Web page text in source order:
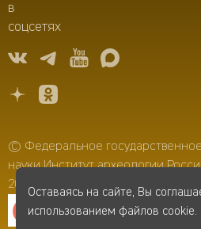
в
соцсетях
© Федеральное
науки Институт археологии
2006–2026
Оставаясь на сайте, Вы
использованием файлов cookie.